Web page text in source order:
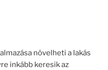
növelheti a lakás
inkább keresik az